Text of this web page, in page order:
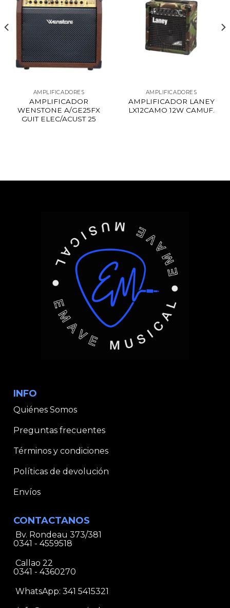
AMPLIFICADORES
AMPLIFICADOR
WENSTONE A/GE25FX
GUIT ELEC/ACUST 25
AMPLIFICADORES
AMPLIFICADOR LANEY
LX12CAMO 12W CAMUF.
INFO
Quiénes Somos
Preguntas frecuentes
Términos y condiciones
Políticas de devolución
Envíos
CONTACTANOS
Bv. Rondeau 373/381
0341 - 4559518
Callao 22
0341 - 4360270
WhatsApp: 341 5415321